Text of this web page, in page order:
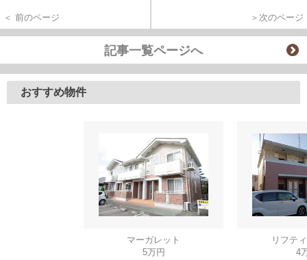
＜ 前のページ ＞次のページ
記事一覧ページへ
おすすめ物件
マーガレット
5万円
リフテ
4